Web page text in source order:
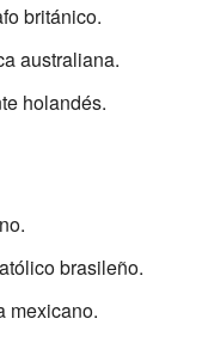
británico.
australiana.
holandés.
brasileño.
mexicano.